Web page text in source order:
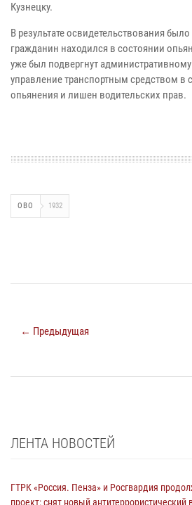
Кузнецку.
В результате освидетельствования
гражданин находился в состоянии
уже был подвергнут
управление транспортным средством в
опьянения и лишен водительских прав.
ОВО 1932
← Предыдущая
ЛЕНТА НОВОСТЕЙ
ГТРК «Россия. Пенза» и Росгвардия
проект: снят новый антитеррористический